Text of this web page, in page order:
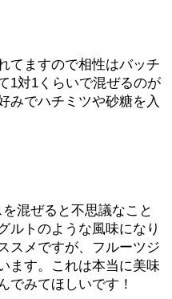
てますので相性はバッチ
1対1くらいで混ぜるのが
みでハチミツや砂糖を入
混ぜると不思議なこと
ルトのような風味になり
スメですが、フルーツジ
ます。これは本当に美味
でみてほしいです！